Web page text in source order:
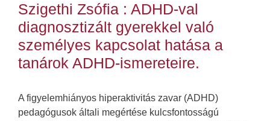
Szigethi Zsófia : ADHD-val
diagnosztizált gyerekkel való
személyes kapcsolat hatása a
tanárok ADHD-ismereteire.
A figyelemhiányos hiperaktivitás zavar (ADHD)
pedagógusok általi megértése kulcsfontosságú